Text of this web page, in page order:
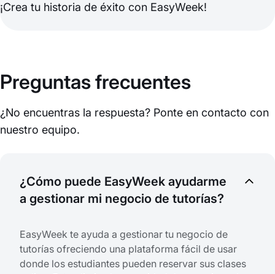
¡Crea tu historia de éxito con EasyWeek!
Preguntas frecuentes
¿No encuentras la respuesta? Ponte en contacto con
nuestro equipo.
¿Cómo puede EasyWeek ayudarme
a gestionar mi negocio de tutorías?
EasyWeek te ayuda a gestionar tu negocio de
tutorías ofreciendo una plataforma fácil de usar
donde los estudiantes pueden reservar sus clases